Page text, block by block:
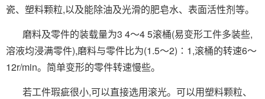
瓷、塑料颗粒,以及能除油及光滑的肥皂水、表面活性剂等。
磨料及零件的装载量为3 4～4 5滚桶(易变形工件多装些,
溶液均浸满零件),磨料与零件比为(1.5～2)∶1,滚桶的转速6～
12r/min。简单变形的零件转速慢些。
若工件瑕疵很小,可以直接选用滚光。可以用塑料颗粒、